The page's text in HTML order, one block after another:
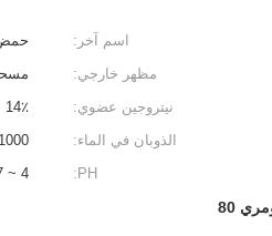
اسم آخر:
حمض
مظهر خارجي:
نيتروجين عضوي:
14٪
الذوبان في الماء:
1000 جم / لتر
PH:
4 ~ 7
80